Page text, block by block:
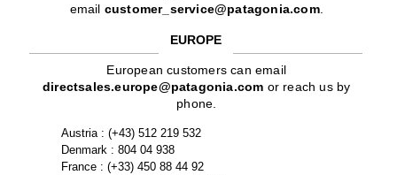
email customer_service@patagonia.com.
EUROPE
European customers can email
directsales.europe@patagonia.com or reach us by
phone.
Austria : (+43) 512 219 532
Denmark : 804 04 938
France : (+33) 450 88 44 92